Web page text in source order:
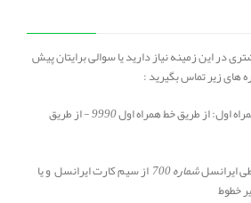
در این زمینه نیاز دارید یا سوالی برایتان پیش
های زیر تماس بگیرید :
اول: از طریق خط همراه اول9990- از طریق
شماره 700
از سیم کارت ایرانسل و یا